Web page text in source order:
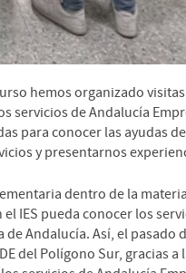
hemos organizado
servicios de Andalucía
para conocer las ayudas
y presentarnos
dentro de la
IES pueda conocer los
Andalucía. Así, el pasado
del Polígono Sur, gracias